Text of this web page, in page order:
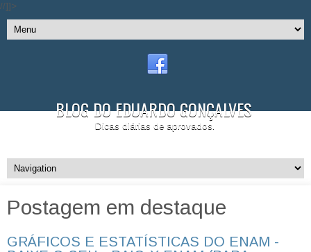
//]]>
BLOG DO EDUARDO GONÇALVES
Dicas diárias de aprovados.
Postagem em destaque
GRÁFICOS E ESTATÍSTICAS DO ENAM -